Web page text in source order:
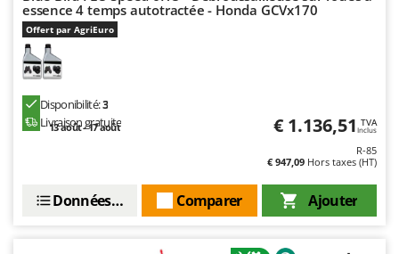
essence 4 temps autotractée - Honda GCVx170
Offert par AgriEuro
Disponibilité:3
Livraison gratuite
13 août - 17 août € 1.136,51 TVA
Inclus
R-85
€ 947,09 Hors taxes (HT)
Ajouter
Comparer
Données techniques